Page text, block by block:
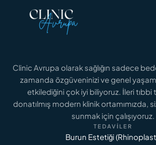
GENITAL ESTETIK FIYATLARI
Genital Estetik Fiyatları 2026:
Maliyet Analizi
DAHA FAZLASINI OKU
Clinic Avrupa olarak sağlığın sadece
zamanda özgüveninizi ve genel yaşam
etkilediğini çok iyi biliyoruz. İleri tıbbi
donatılmış modern klinik ortamımızda,
sunmak için çalışıyoruz.
TEDAVILER
Burun Estetiği